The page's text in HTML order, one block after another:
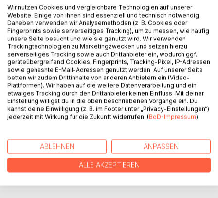
Auf die Merkliste
Titel bewerten
BESCHREIBUNG
ich konnte gar nicht anders als andauernd hinzusehen.
Blitzartig kam meine alte Vorliebe für große Schwänze
wieder ans Tageslicht und ich konnte an nichts mehr
anderes denken.
Wir nutzen Cookies und vergleichbare Technologien auf unserer
Website. Einige von ihnen sind essenziell und technisch notwendig.
Daneben verwenden wir Analysemethoden (z. B. Cookies oder
Fingerprints sowie serverseitiges Tracking), um zu messen, wie häufig
unsere Seite besucht und wie sie genutzt wird. Wir verwenden
Trackingtechnologien zu Marketingzwecken und setzen hierzu
serverseitiges Tracking sowie auch Drittanbieter ein, wodurch ggf.
geräteübergreifend Cookies, Fingerprints, Tracking-Pixel, IP-Adressen
sowie gehashte E-Mail-Adressen genutzt werden. Auf unserer Seite
betten wir zudem Drittinhalte von anderen Anbietern ein (Video-
Plattformen). Wir haben auf die weitere Datenverarbeitung und ein
etwaiges Tracking durch den Drittanbieter keinen Einfluss. Mit deiner
Einstellung willigst du in die oben beschriebenen Vorgänge ein. Du
kannst deine Einwilligung (z. B. im Footer unter „Privacy-Einstellungen“)
jederzeit mit Wirkung für die Zukunft widerrufen. (BoD-Impressum)
ABLEHNEN ANPASSEN
ALLE AKZEPTIEREN